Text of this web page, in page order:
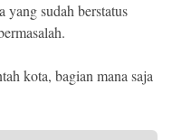
yang sudah berstatus
kota, bagian mana saja